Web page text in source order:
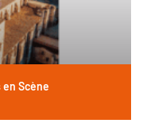
Scène